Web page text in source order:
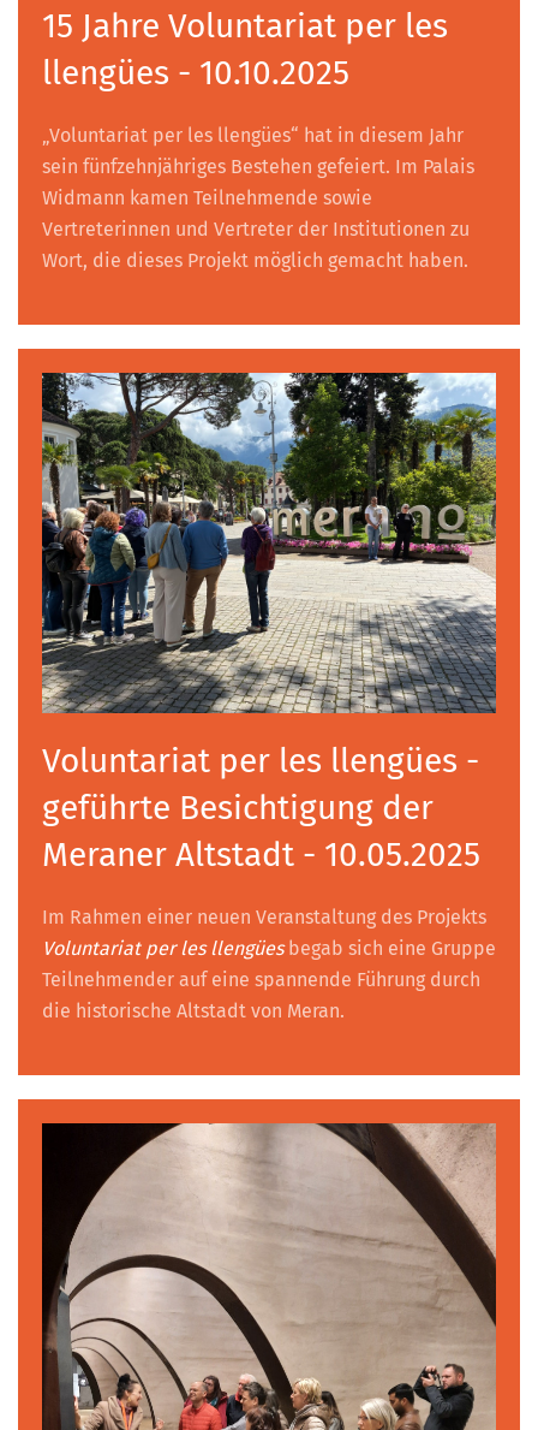
15 Jahre Voluntariat per les
llengües - 10.10.2025
„Voluntariat per les llengües“ hat in diesem Jahr
sein fünfzehnjähriges Bestehen gefeiert. Im Palais
Widmann kamen Teilnehmende sowie
Vertreterinnen und Vertreter der Institutionen zu
Wort, die dieses Projekt möglich gemacht haben.
Voluntariat per les llengües -
geführte Besichtigung der
Meraner Altstadt - 10.05.2025
Im Rahmen einer neuen Veranstaltung des Projekts
Voluntariat per les llengüesbegab sich eine Gruppe
Teilnehmender auf eine spannende Führung durch
die historische Altstadt von Meran.